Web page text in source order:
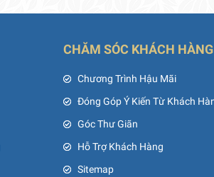
CHĂM SÓC KHÁCH HÀNG
Chương Trình Hậu Mãi
Đóng Góp Ý Kiến Từ Khách
Góc Thư Giãn
Hỗ Trợ Khách Hàng
Sitemap